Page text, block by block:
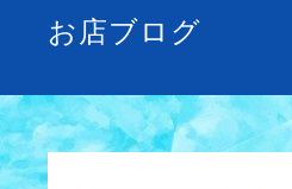
お店ブログ